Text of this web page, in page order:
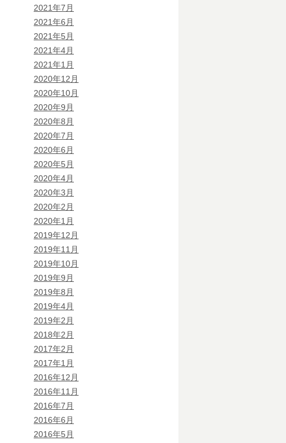
2021年7月
2021年6月
2021年5月
2021年4月
2021年1月
2020年12月
2020年10月
2020年9月
2020年8月
2020年7月
2020年6月
2020年5月
2020年4月
2020年3月
2020年2月
2020年1月
2019年12月
2019年11月
2019年10月
2019年9月
2019年8月
2019年4月
2019年2月
2018年2月
2017年2月
2017年1月
2016年12月
2016年11月
2016年7月
2016年6月
2016年5月